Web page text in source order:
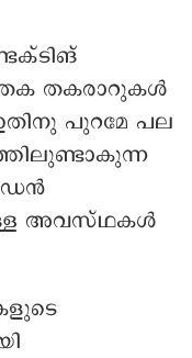
തകരാറുകൾ
പുറമേ പല
അവസ്ഥകൾ